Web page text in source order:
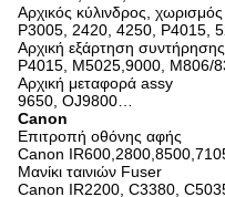
Αρχικός κύλινδρος,
P3005, 2420, 4250, P4015,
Αρχική εξάρτηση συντήρησης
P4015, M5025,9000, M806/
Αρχική μεταφορά assy
9650, OJ9800…
Canon
Επιτροπή οθόνης αφής
Canon
Μανίκι ταινιών Fuser
Canon IR2200, C3380,